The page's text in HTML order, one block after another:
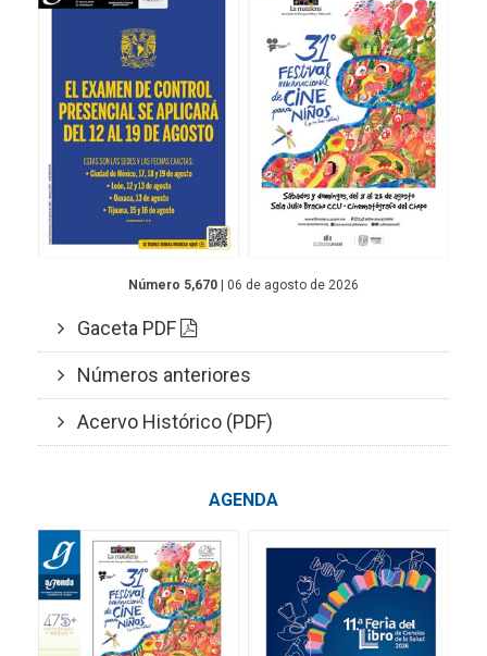
Número 5,670 | 06 de agosto de 2026
Gaceta PDF
Números anteriores
Acervo Histórico (PDF)
AGENDA